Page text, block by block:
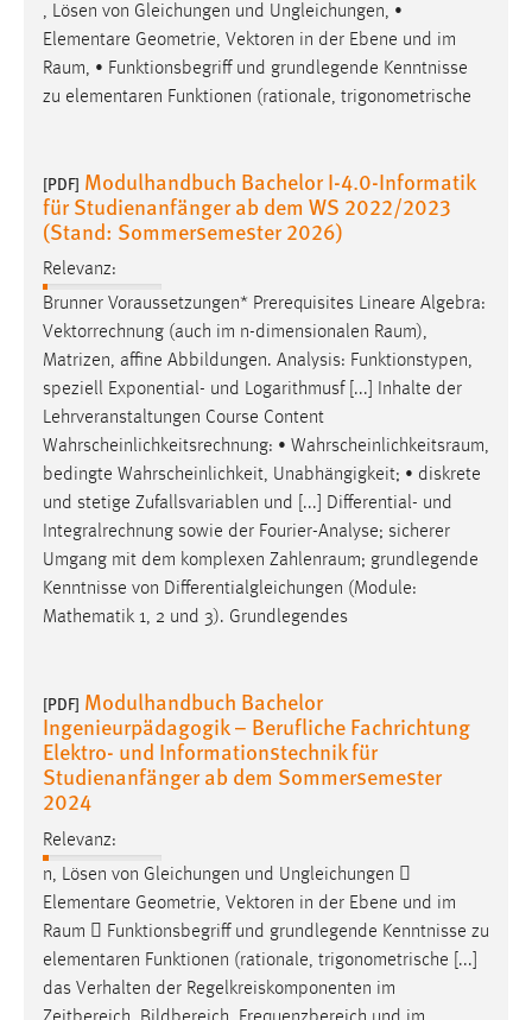
, Lösen von Gleichungen und Ungleichungen, •
Elementare Geometrie, Vektoren in der Ebene und im
Raum, • Funktionsbegriff und grundlegende Kenntnisse
zu elementaren Funktionen (rationale, trigonometrische
[PDF] Modulhandbuch Bachelor I-4.0-Informatik
für Studienanfänger ab dem WS 2022/2023
(Stand: Sommersemester 2026)
Relevanz:
Brunner Voraussetzungen* Prerequisites Lineare Algebra:
Vektorrechnung (auch im n-dimensionalen Raum),
Matrizen, affine Abbildungen. Analysis: Funktionstypen,
speziell Exponential- und Logarithmusf [...] Inhalte der
Lehrveranstaltungen Course Content
Wahrscheinlichkeitsrechnung: • Wahrscheinlichkeitsraum,
bedingte Wahrscheinlichkeit, Unabhängigkeit; • diskrete
und stetige Zufallsvariablen und [...] Differential- und
Integralrechnung sowie der Fourier-Analyse; sicherer
Umgang mit dem komplexen Zahlenraum; grundlegende
Kenntnisse von Differentialgleichungen (Module:
Mathematik 1, 2 und 3). Grundlegendes
[PDF] Modulhandbuch Bachelor
Ingenieurpädagogik – Berufliche Fachrichtung
Elektro- und Informationstechnik für
Studienanfänger ab dem Sommersemester
2024
Relevanz:
n, Lösen von Gleichungen und Ungleichungen 
Elementare Geometrie, Vektoren in der Ebene und im
Raum  Funktionsbegriff und grundlegende Kenntnisse zu
elementaren Funktionen (rationale, trigonometrische [...]
das Verhalten der Regelkreiskomponenten im